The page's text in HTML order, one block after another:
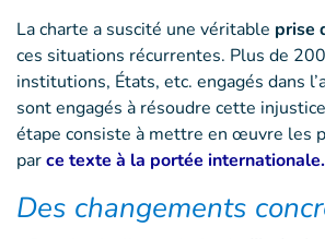
La charte a suscité une véritable prise
ces situations récurrentes. Plus de
institutions, États, etc. engagés dans
sont engagés à résoudre cette
étape consiste à mettre en œuvre les
parce texte à la portée internationale.
Des changements